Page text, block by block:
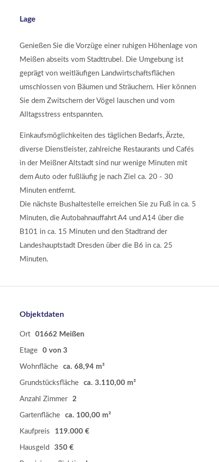
Lage
Genießen Sie die Vorzüge einer ruhigen Höhenlage von
Meißen abseits vom Stadttrubel. Die Umgebung ist
geprägt von weitläufigen Landwirtschaftsflächen
umschlossen von Bäumen und Sträuchern. Hier können
Sie dem Zwitschern der Vögel lauschen und vom
Alltagsstress entspannten.
Einkaufsmöglichkeiten des täglichen Bedarfs, Ärzte,
diverse Dienstleister, zahlreiche Restaurants und Cafés
in der Meißner Altstadt sind nur wenige Minuten mit
dem Auto oder fußläufig je nach Ziel ca. 20 - 30
Minuten entfernt.
Die nächste Bushaltestelle erreichen Sie zu Fuß in ca. 5
Minuten, die Autobahnauffahrt A4 und A14 über die
B101 in ca. 15 Minuten und den Stadtrand der
Landeshauptstadt Dresden über die B6 in ca. 25
Minuten.
Objektdaten
Ort 01662 Meißen
Etage 0 von 3
Wohnfläche ca. 68,94 m²
Grundstücksfläche ca. 3.110,00 m²
Anzahl Zimmer 2
Gartenfläche ca. 100,00 m²
Kaufpreis 119.000 €
Hausgeld 350 €